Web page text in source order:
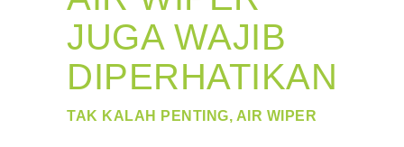
JUGA WAJIB
DIPERHATIKAN
TAK KALAH PENTING, AIR WIPER